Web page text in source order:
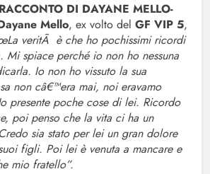
DI DAYANE MELLO-
Mello, ex volto del GF VIP 5,
La veritÃ è che ho pochissimi ricordi
Mi spiace perché io non ho nessuna
Io non ho vissuto la sua
non câ€™era mai, noi eravamo
presente poche cose di lei. Ricordo
poi penso che la vita ci ha un
sia stato per lei un gran dolore
figli. Poi lei è venuta a mancare e
mio fratello”.